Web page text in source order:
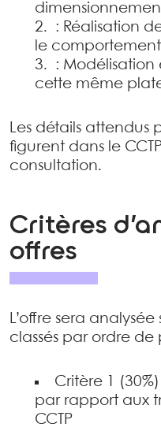
: Réalisation
le
: Modélisation
cette même
Les détails attendus
figurent dans le
consultation.
Critères
offres
L’offre sera
classés par ordre de
Critère 1
par rapport aux
CCTP